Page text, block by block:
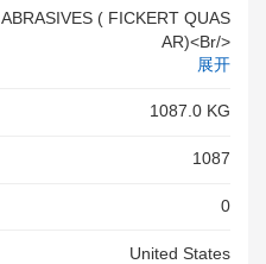
ABRASIVES ( FICKERT QUAS
AR)<br/>
展开
1087.0 KG
1087
0
United States